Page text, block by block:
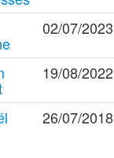
02/07/2023
19/08/2022
26/07/2018